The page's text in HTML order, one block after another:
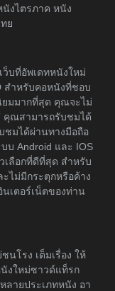
งไตรภาค หนัง
ย
บที่อัพเดทหนังใหม่
สำหรับคอหนังที่ชอบ
ยมมากที่สุด คุณจะไม่
คุณสามารถรับชมได้
ชมได้ผ่านทางมือถือ
บ Android และ IOS
เลือกที่ดีที่สุด สำหรับ
ไม่มีกระตุกหรือค้าง
เตอร์เน็ตของท่าน
นโรง เต็มเรื่อง ให้
งใหม่ซาวด์แท็รก
ลายประเภทหนัง อา